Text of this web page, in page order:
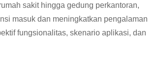
sakit hingga gedung perkantoran,
masuk dan meningkatkan pengalaman
fungsionalitas, skenario aplikasi, dan